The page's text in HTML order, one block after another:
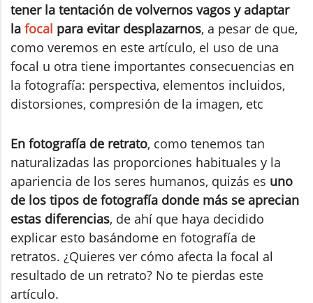
tener la tentación de volvernos vagos y adaptar
la focal para evitar desplazarnos, a pesar de que,
como veremos en este artículo, el uso de una
focal u otra tiene importantes consecuencias en
la fotografía: perspectiva, elementos incluidos,
distorsiones, compresión de la imagen, etc
En fotografía de retrato, como tenemos tan
naturalizadas las proporciones habituales y la
apariencia de los seres humanos, quizás es uno
de los tipos de fotografía donde más se aprecian
estas diferencias, de ahí que haya decidido
explicar esto basándome en fotografía de
retratos. ¿Quieres ver cómo afecta la focal al
resultado de un retrato? No te pierdas este
artículo.